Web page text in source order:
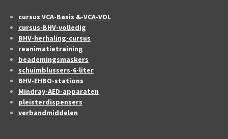
cursus VCA-Basis &-VCA-VOL
cursus-BHV-volledig
BHV-herhaling-cursus
reanimatietraining
beademingsmaskers
schuimblussers-6-liter
BHV-EHBO-stations
Mindray-AED-apparaten
pleisterdispensers
verbandmiddelen